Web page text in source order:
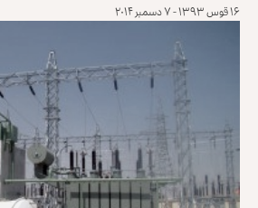
۱۶ قوس ۱۳۹۳ - ۷ دسمبر ۲۰۱۴